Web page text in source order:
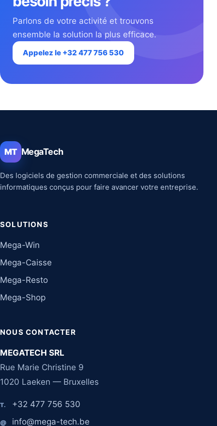
Parlons de votre activité et trouvons
ensemble la solution la plus efficace.
Appelez le +32 477 756 530
MT MegaTech
Des logiciels de gestion commerciale et des solutions
informatiques conçus pour faire avancer votre entreprise.
SOLUTIONS
Mega-Win
Mega-Caisse
Mega-Resto
Mega-Shop
NOUS CONTACTER
MEGATECH SRL
Rue Marie Christine 9
1020 Laeken — Bruxelles
T. +32 477 756 530
@ info@mega-tech.be